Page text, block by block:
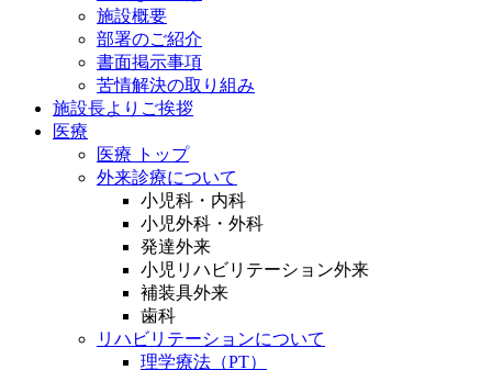
施設概要
部署のご紹介
書面掲示事項
苦情解決の取り組み
施設長よりご挨拶
医療
医療 トップ
外来診療について
小児科・内科
小児外科・外科
発達外来
小児リハビリテーション外来
補装具外来
歯科
リハビリテーションについて
理学療法（PT）